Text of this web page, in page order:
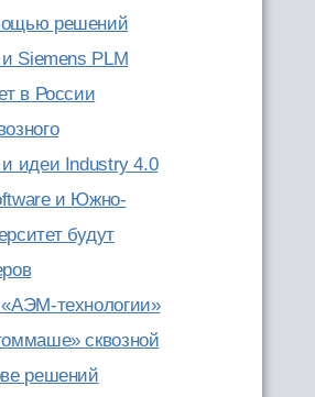
решений
Siemens PLM
в России
и идеи Industry 4.0
и Южно-
будут
технологии»
сквозной
решений